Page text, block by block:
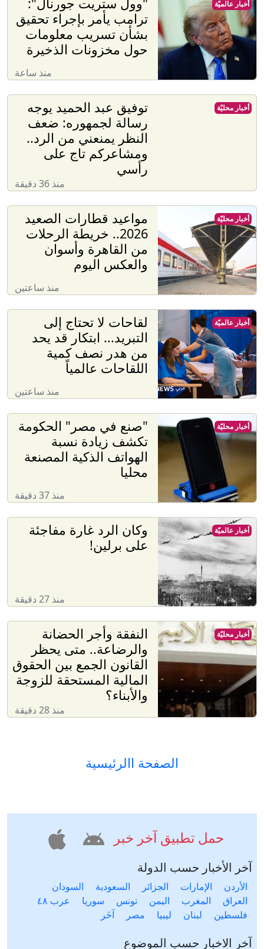
ترامب يأمر بإجراء تحقيق
بشأن تسريب معلومات
حول مخزونات الذخيرة
منذ ساعة
أخبار عالميّة
توفيق عبد الحميد يوجه
رسالة لجمهوره: ضعف
النظر يمنعني من الرد..
ومشاعركم تاج على
رأسي
منذ 36 دقيقة
أخبار محليّة
مواعيد قطارات الصعيد
2026.. خريطة الرحلات
من القاهرة وأسوان
والعكس اليوم
منذ ساعتين
أخبار محليّة
لقاحات لا تحتاج إلى
التبريد... ابتكار قد يحد
من هدر نصف كمية
اللقاحات عالمياً
منذ ساعتين
أخبار عالميّة
"صنع في مصر" الحكومة
تكشف زيادة نسبة
الهواتف الذكية المصنعة
محليا
منذ 37 دقيقة
أخبار محليّة
وكان الرد غارة مفاجئة
على برلين!
منذ 27 دقيقة
أخبار عالميّة
النفقة وأجر الحضانة
والرضاعة.. متى يحظر
القانون الجمع بين الحقوق
المالية المستحقة للزوجة
والأبناء؟
منذ 28 دقيقة
أخبار محليّة
الصفحة االرئيسية
حمل تطبيق آخر خبر
آخر الأخبار حسب الدولة
الأردن الإمارات الجزائر السعودية
السودان
العراق
المغرب اليمن تونس سوريا
عرب ٤٨
فلسطين
لبنان ليبيا مصر آخَر
آخر الاخبار حسب الموضوع